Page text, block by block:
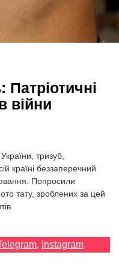
війни
тризуб,
країні беззаперечний
Попросили
тату, зроблених за цей
, Instagram